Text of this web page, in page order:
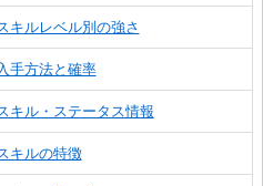
キルレベル別の強さ
手方法と確率
キル・ステータス情報
キルの特徴